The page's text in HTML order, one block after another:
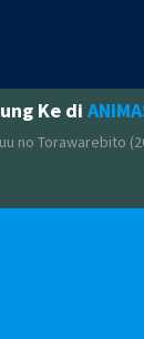
Ke di
no Torawarebito